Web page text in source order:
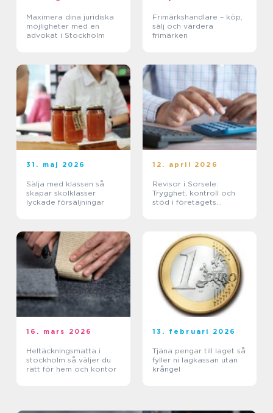
Maximera dina juridiska
möjligheter med en
advokat i Stockholm
Frimärkshandlare – köp,
sälj och värdera
frimärken
31. maj 2026
Sälja med klassen så
skapar skolklasser
lyckade försäljningar
12. april 2026
Revisor i Sorsele:
Trygghet, kontroll och
stöd i företagets
16. mars 2026
Heltäckningsmatta i
stockholm så väljer du
rätt för hem och kontor
13. februari 2026
Tjäna pengar till laget så
fyller ni lagkassan utan
krångel